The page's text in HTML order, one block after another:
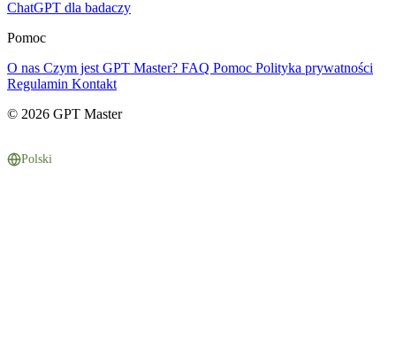
ChatGPT dla badaczy
Pomoc
O nas Czym jest GPT Master? FAQ Pomoc Polityka prywatności
Regulamin Kontakt
© 2026 GPT Master
Polski